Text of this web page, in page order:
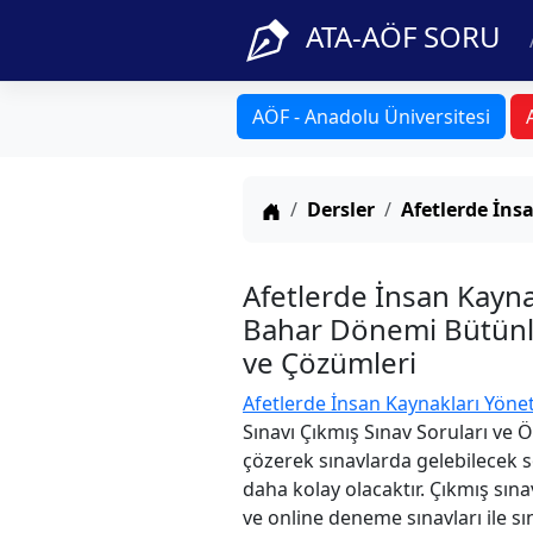
ATA-AÖF SORU
AÖF - Anadolu Üniversitesi
Anasayfa
Dersler Afetlerde
Afetlerde İnsan
Bahar Dönemi
ve Çözümleri
Afetlerde İnsan Kaynakları
Sınavı Çıkmış Sınav Soruları
çözerek sınavlarda gelebilecek
daha kolay olacaktır. Çıkmış
ve online deneme sınavları ile